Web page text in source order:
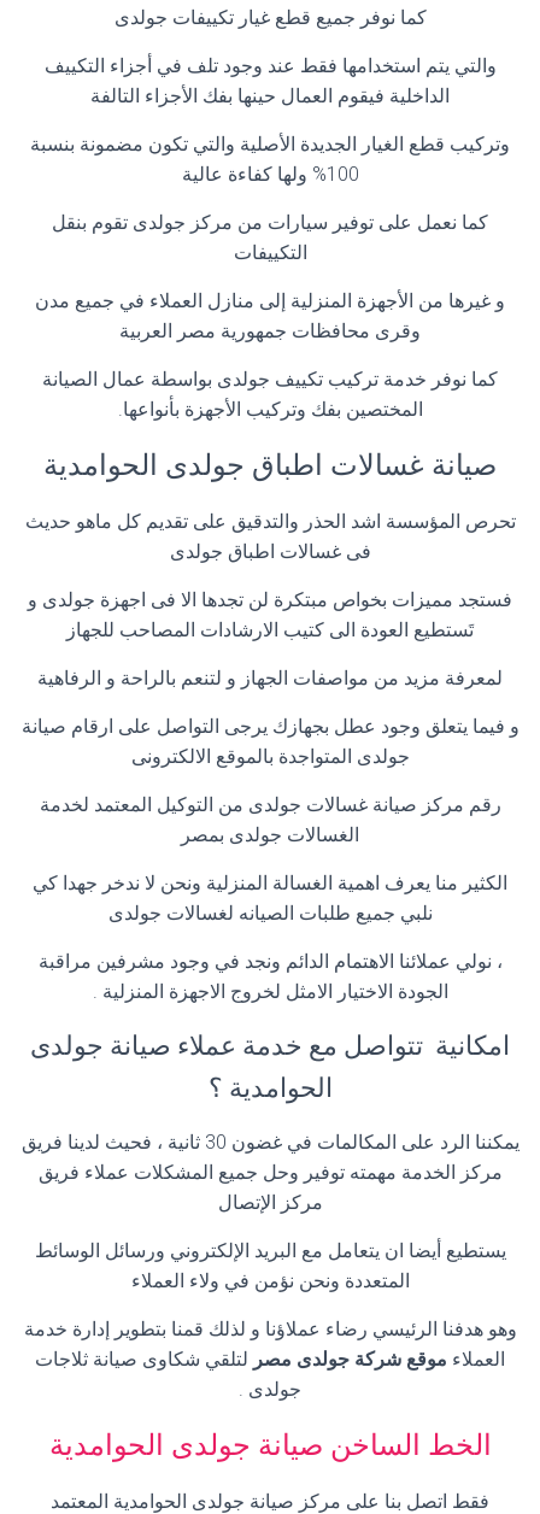
كما نوفر جميع قطع غيار تكييفات جولدى
والتي يتم استخدامها فقط عند وجود تلف في أجزاء التكييف
الداخلية فيقوم العمال حينها بفك الأجزاء التالفة
وتركيب قطع الغيار الجديدة الأصلية والتي تكون مضمونة بنسبة
100% ولها كفاءة عالية
كما نعمل على توفير سيارات من مركز جولدى تقوم بنقل
التكييفات
و غيرها من الأجهزة المنزلية إلى منازل العملاء في جميع مدن
وقرى محافظات جمهورية مصر العربية
كما نوفر خدمة تركيب تكييف جولدى بواسطة عمال الصيانة
المختصين بفك وتركيب الأجهزة بأنواعها
صيانة غسالات اطباق جولدى الحوامدية
تحرص المؤسسة اشد الحذر والتدقيق على تقديم كل ماهو حديث
فى غسالات اطباق جولدى
فستجد مميزات بخواص مبتكرة لن تجدها الا فى اجهزة جولدى و
تَستطيع العودة الى كتيب الارشادات المصاحب للجهاز
لمعرفة مزيد من مواصفات الجهاز و لتنعم بالراحة و الرفاهية
و فيما يتعلق وجود عطل بجهازك يرجى التواصل على ارقام صيانة
جولدى المتواجدة بالموقع الالكترونى
رقم مركز صيانة غسالات جولدى من التوكيل المعتمد لخدمة
الغسالات جولدى بمصر
الكثير منا يعرف اهمية الغسالة المنزلية ونحن لا ندخر جهدا كي
نلبي جميع طلبات الصيانه لغسالات جولدى
، نولي عملائنا الاهتمام الدائم ونجد في وجود مشرفين مراقبة
الجودة الاختيار الامثل لخروج الاجهزة المنزلية
امكانية تتواصل مع خدمة عملاء صيانة جولدى
الحوامدية ؟
يمكننا الرد على المكالمات في غضون 30 ثانية ، فحيث لدينا فريق
مركز الخدمة مهمته توفير وحل جميع المشكلات عملاء فريق
مركز الإتصال
يستطيع أيضا ان يتعامل مع البريد الإلكتروني ورسائل الوسائط
المتعددة ونحن نؤمن في ولاء العملاء
وهو هدفنا الرئيسي رضاء عملاؤنا و لذلك قمنا بتطوير إدارة خدمة
العملاء موقع شركة جولدى مصر لتلقي شكاوى صيانة ثلاجات
جولدى
الخط الساخن صيانة جولدى الحوامدية
فقط اتصل بنا على مركز صيانة جولدى الحوامدية المعتمد